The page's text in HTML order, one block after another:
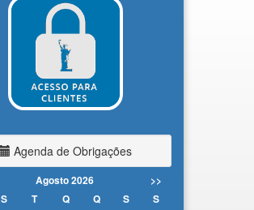
Agenda de Obrigações
Agosto 2026
>>
S T Q Q S S